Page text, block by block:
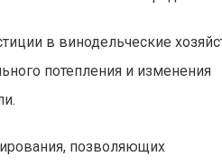
в винодельческие
потепления и изменения
позволяющих